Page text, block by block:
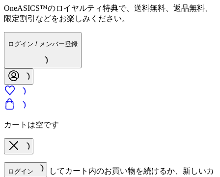
OneASICS™のロイヤルティ特典で、送料無料、返品無料、
限定割引などをお楽しみください。
ログイン / メンバー登録
カートは空です
ログイン
してカート内のお買い物を続けるか、新しいカ